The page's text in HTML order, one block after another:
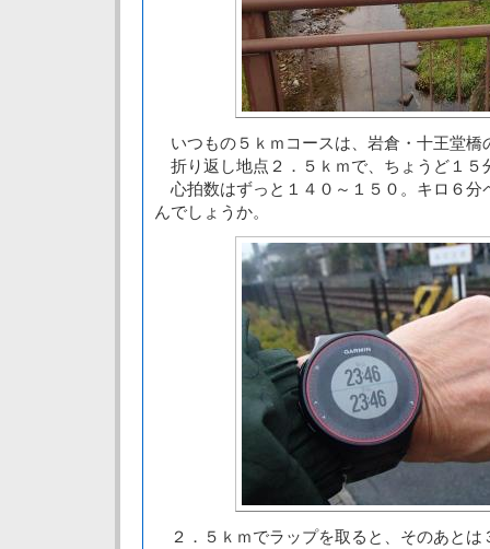
いつもの５ｋｍコースは、岩倉・十王堂橋
折り返し地点２．５ｋｍで、ちょうど１５
心拍数はずっと１４０～１５０。キロ６分
んでしょうか。
２．５ｋｍでラップを取ると、そのあとは